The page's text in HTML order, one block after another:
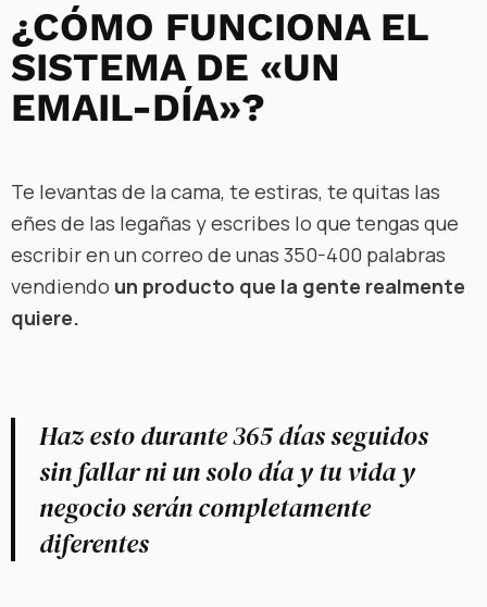
¿CÓMO FUNCIONA EL
SISTEMA DE «UN
EMAIL-DÍA»?
Te levantas de la cama, te estiras, te quitas las
eñes de las legañas y escribes lo que tengas que
escribir en un correo de unas 350-400 palabras
vendiendo un producto que la gente realmente
quiere.
Haz esto durante 365 días seguidos
sin fallar ni un solo día y tu vida y
negocio serán completamente
diferentes